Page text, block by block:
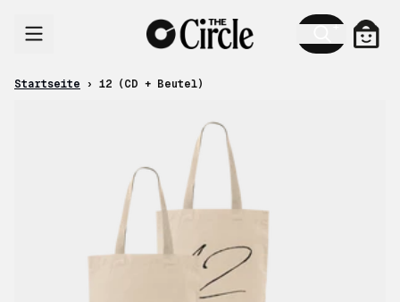
Startseite › 12 (CD + Beutel)